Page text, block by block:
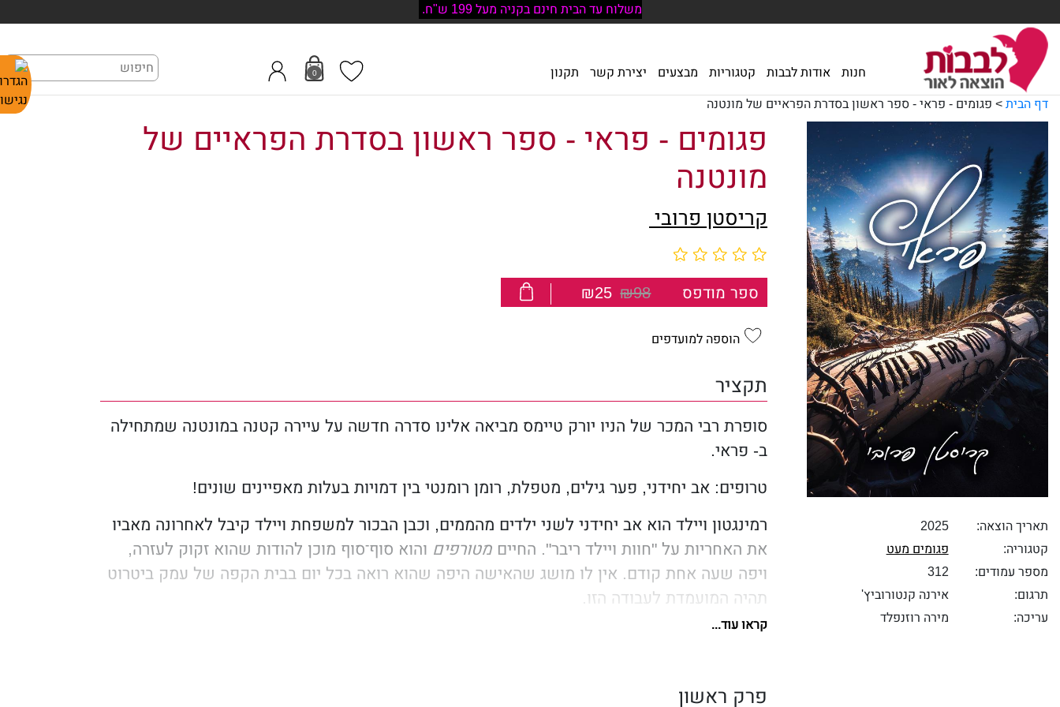
משלוח עד הבית חינם בקניה מעל 199 ש"ח.
חנות אודות לבבות קטגוריות מבצעים יצירת קשר תקנון 0
דף הבית> פגומים - פראי - ספר ראשון בסדרת הפראיים של מונטנה
תאריך הוצאה:
2025
קטגוריה:
פגומים מעט
מספר עמודים:
312
תרגום:
אירנה קנטורוביץ'
עריכה:
מירה רוזנפלד
פגומים - פראי - ספר ראשון בסדרת הפראיים של
מונטנה
קריסטן פרובי
ספר מודפס ₪98
₪25
הוספה למועדפים
תקציר
סופרת רבי המכר של הניו יורק טיימס מביאה אלינו סדרה חדשה על עיירה קטנה במונטנה שמתחילה
ב- פראי.
טרופים: אב יחידני, פער גילים, מטפלת, רומן רומנטי בין דמויות בעלות מאפיינים שונים!
רמינגטון ויילד הוא אב יחידני לשני ילדים מהממים, וכבן הבכור למשפחת ויילד קיבל לאחרונה מאביו
את האחריות על "חוות ויילד ריבר". החיים מטורפים והוא סוף־סוף מוכן להודות שהוא זקוק לעזרה,
ויפה שעה אחת קודם. אין לו מושג שהאישה היפה שהוא רואה בכל יום בבית הקפה של עמק ביטרוט
תהיה המועמדת לעבודה הזו.
ארין מונטגומרי לא יכלה לעזוב את סיאטל מהר מספיק. זה לא שהיא איננה אוהבת את משפחתה
ביטרוט, היא ידעה שהיא נמצאת ב
קראו עוד...
פרק ראשון